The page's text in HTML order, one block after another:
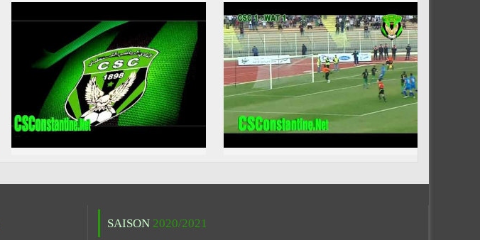
SAISON 2020/2021